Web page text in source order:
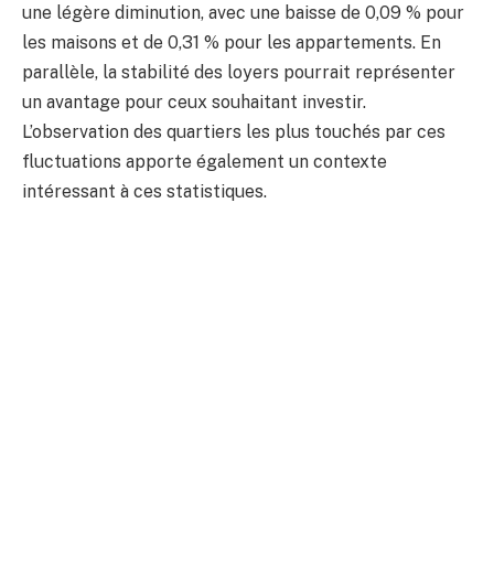
une légère diminution, avec une baisse de 0,09 % pour
les maisons et de 0,31 % pour les appartements. En
parallèle, la stabilité des loyers pourrait représenter
un avantage pour ceux souhaitant investir.
L’observation des quartiers les plus touchés par ces
fluctuations apporte également un contexte
intéressant à ces statistiques.